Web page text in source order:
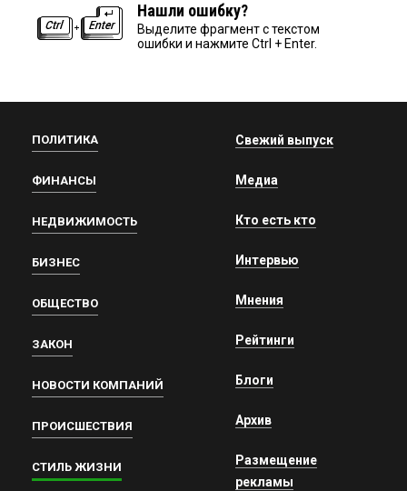
Нашли ошибку?
Выделите фрагмент с текстом
ошибки и нажмите Ctrl + Enter.
ПОЛИТИКА
ФИНАНСЫ
НЕДВИЖИМОСТЬ
БИЗНЕС
ОБЩЕСТВО
ЗАКОН
НОВОСТИ КОМПАНИЙ
ПРОИСШЕСТВИЯ
СТИЛЬ ЖИЗНИ
Свежий выпуск
Медиа
Кто есть кто
Интервью
Мнения
Рейтинги
Блоги
Архив
Размещение
рекламы